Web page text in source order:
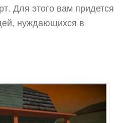
Для этого вам придется
нуждающихся в